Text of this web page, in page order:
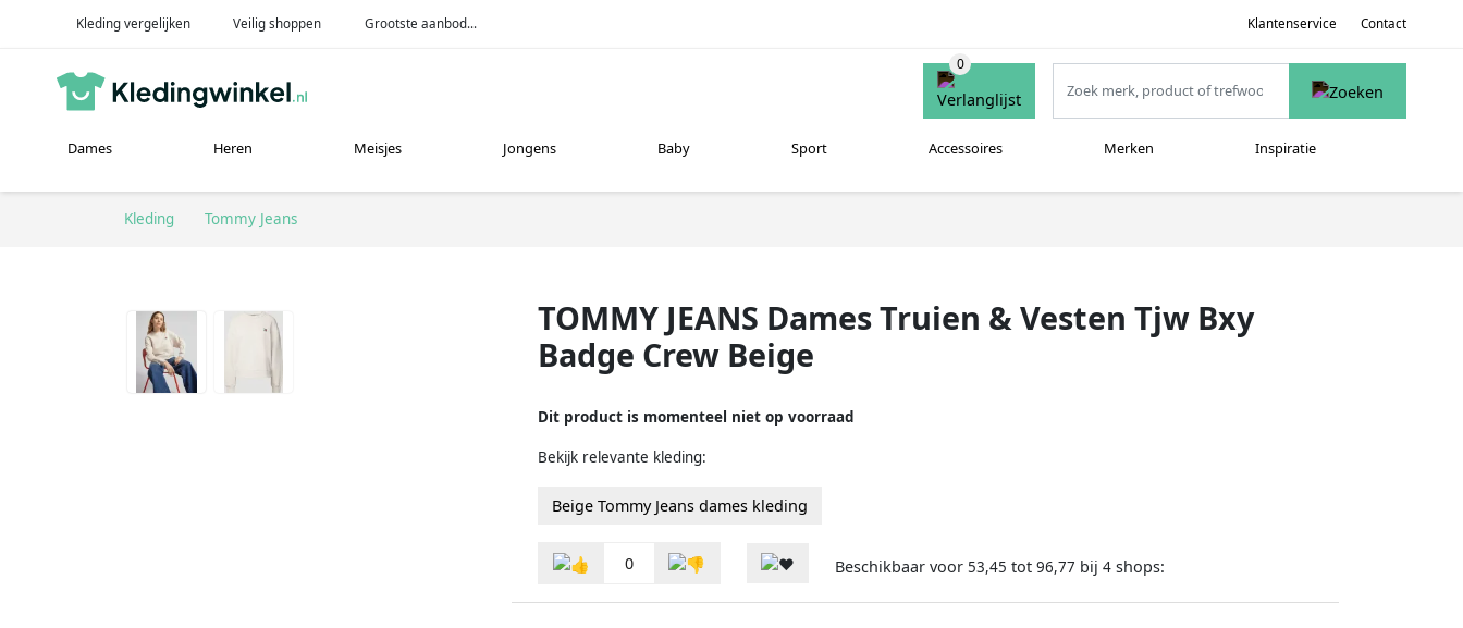
Kleding vergelijken Veilig shoppen Grootste aanbod... Klantenservice Contact
Dames Heren Meisjes Jongens Baby Sport Accessoires Merken Inspiratie
Kleding Tommy Jeans
TOMMY JEANS Dames Truien & Vesten Tjw Bxy
Badge Crew Beige
Dit product is momenteel niet op voorraad
Bekijk relevante kleding:
Beige Tommy Jeans dames kleding
0 Beschikbaar voor 53,45 tot 96,77 bij 4 shops: